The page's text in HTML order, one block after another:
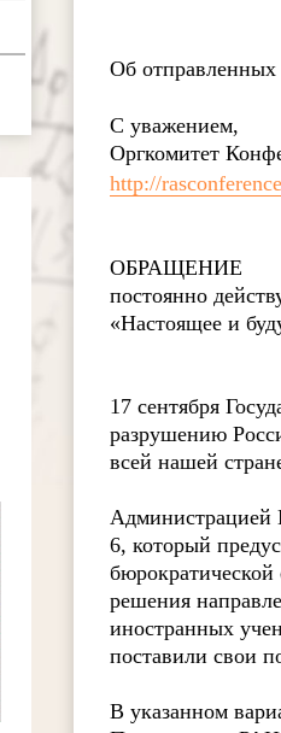
Oб
С уважением,
Оргкомитет
http://
ОБРАЩЕНИЕ
постоянно
«Настоящее и
17 сентября
разрушению
всей нашей
Администрацией
6, который
решения
иностранных
поставили свои
В указанном